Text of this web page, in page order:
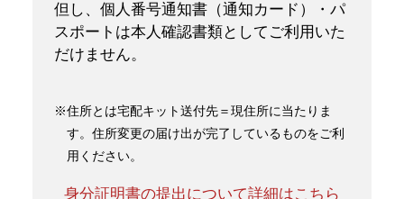
但し、個人番号通知書（通知カード）・パ
スポートは本人確認書類としてご利用いた
だけません。
※住所とは宅配キット送付先＝現住所に当たりま
す。住所変更の届け出が完了しているものをご利
用ください。
身分証明書の提出について詳細はこちら